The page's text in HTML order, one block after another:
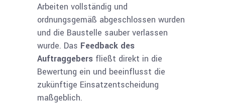
Arbeiten vollständig und
ordnungsgemäß abgeschlossen wurden
und die Baustelle sauber verlassen
wurde. Das Feedback des
Auftraggebers fließt direkt in die
Bewertung ein und beeinflusst die
zukünftige Einsatzentscheidung
maßgeblich.